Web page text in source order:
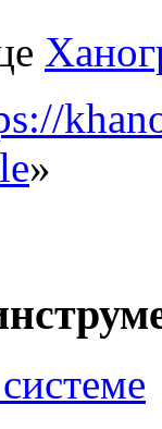
»